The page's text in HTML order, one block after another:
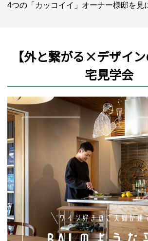
4つの「カッコイイ」オーナー様邸を見
【外と繋がる×デザイ
宅見学会